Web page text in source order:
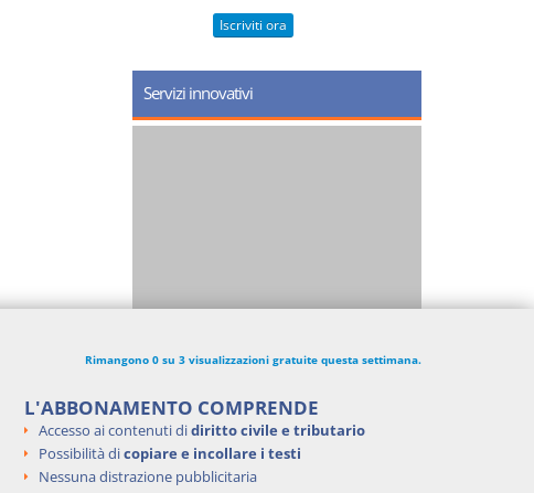
Iscriviti ora
Servizi innovativi
Rimangono 0 su 3 visualizzazioni gratuite questa settimana.
L'ABBONAMENTO COMPRENDE
Accesso ai contenuti didiritto civile e tributario
Possibilità dicopiare e incollare i testi
Nessuna distrazione pubblicitaria